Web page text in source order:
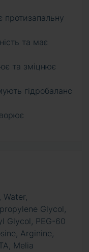
протизапальну
та має
та зміцнює
гідробаланс
Water,
Glycol,
Glycol, PEG-60
Arginine,
Melia